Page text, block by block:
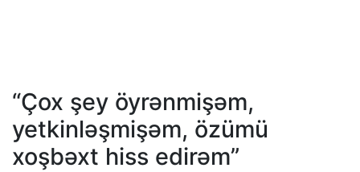
“Çox şey öyrənmişəm,
yetkinləşmişəm, özümü
xoşbəxt hiss edirəm”